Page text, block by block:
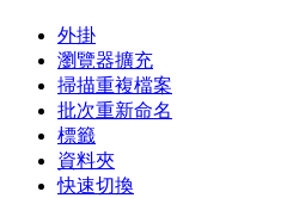
外掛
瀏覽器擴充
掃描重複檔案
批次重新命名
標籤
資料夾
快速切換